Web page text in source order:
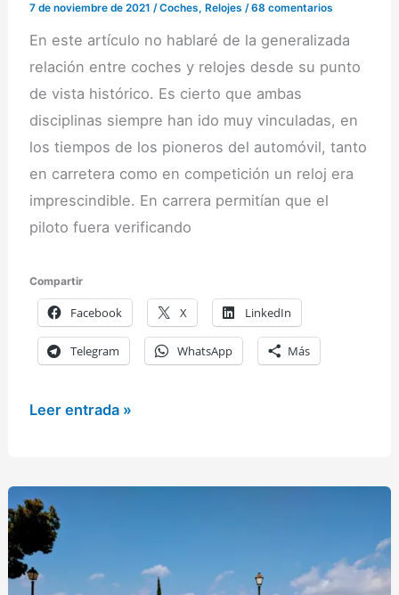
7 de noviembre de 2021/Coches, Relojes /68 comentarios
En este artículo no hablaré de la generalizada
relación entre coches y relojes desde su punto
de vista histórico. Es cierto que ambas
disciplinas siempre han ido muy vinculadas, en
los tiempos de los pioneros del automóvil, tanto
en carretera como en competición un reloj era
imprescindible. En carrera permitían que el
piloto fuera verificando
Compartir
Facebook X LinkedIn
Telegram WhatsApp Más
Relojes
Leer entrada »